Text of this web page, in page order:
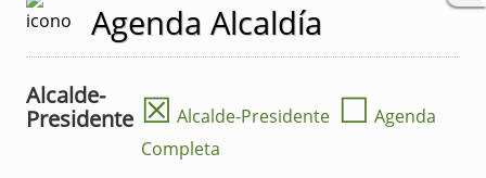
Agenda Alcaldía
Alcalde-
Presidente ☒ Alcalde-Presidente ☐ Agenda
Completa